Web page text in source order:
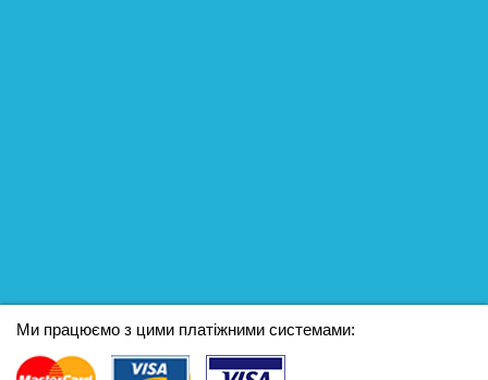
Ми працюємо з цими платіжними системами: